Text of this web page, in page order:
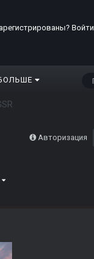
Войти
Авторизация